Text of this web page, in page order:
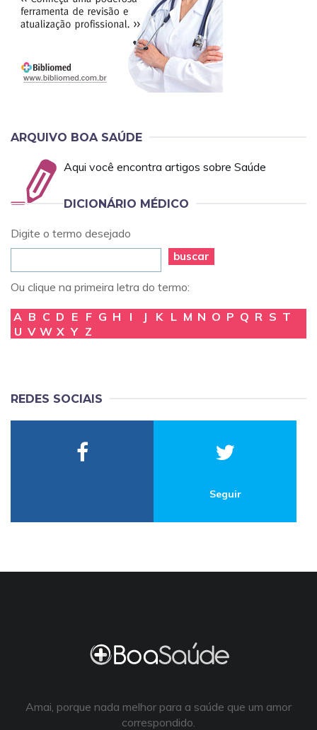
ARQUIVO BOA SAÚDE
Aqui você encontra artigos sobre Saúde
DICIONÁRIO MÉDICO
Digite o termo desejado
buscar
Ou clique na primeira letra do termo:
A B C D E F G H I J K L M N O P Q R S T
U V W X Y Z
REDES SOCIAIS
Seguir
Amai, porque nada melhor para a saúde que um amor
correspondido.